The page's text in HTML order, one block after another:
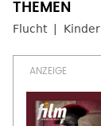
Flucht Kinder